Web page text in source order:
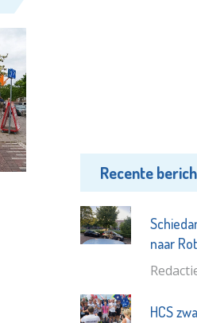
Recente
naar
HCS